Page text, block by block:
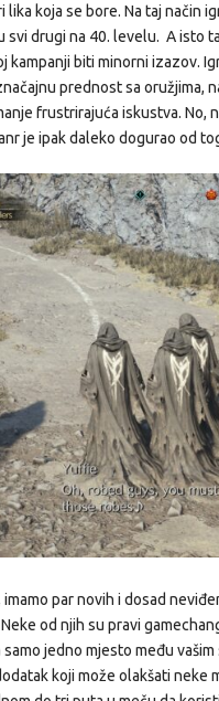
lika koja se bore. Na taj način
svi drugi na 40. levelu. A isto
kampanji biti minorni izazov.
prednost sa oružjima,
frustrirajuća iskustva. No,
je ipak daleko dogurao od
imamo par novih i dosad
od njih su pravi
samo jedno mjesto među
koji može olakšati neke